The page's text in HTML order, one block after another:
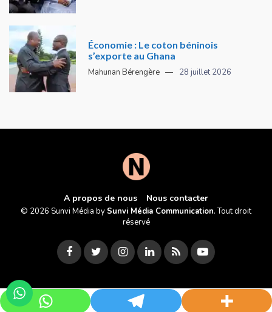
Économie : Le coton béninois
s’exporte au Ghana
Mahunan Bérengère 28 juillet 2026
A propos de nous Nous contacter
© 2026 Sunvi Média by Sunvi Média Communication. Tout droit
réservé